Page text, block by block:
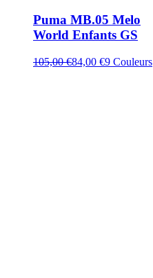
Puma MB.05 Melo
World Enfants GS
105,00 €84,00 €9 Couleurs